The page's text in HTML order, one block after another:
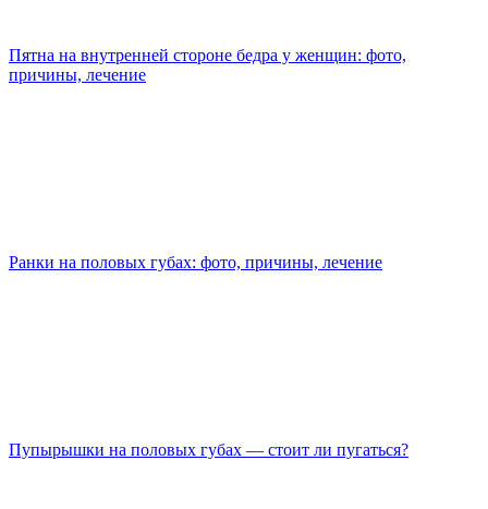
Пятна на внутренней стороне бедра у женщин: фото,
причины, лечение
Ранки на половых губах: фото, причины, лечение
Пупырышки на половых губах — стоит ли пугаться?